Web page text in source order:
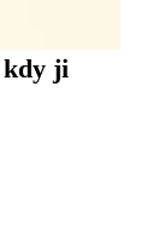
kdy ji